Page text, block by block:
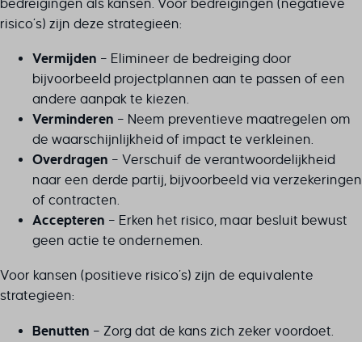
bedreigingen als kansen. Voor bedreigingen (negatieve
risico’s) zijn deze strategieën:
Vermijden – Elimineer de bedreiging door
bijvoorbeeld projectplannen aan te passen of een
andere aanpak te kiezen.
Verminderen – Neem preventieve maatregelen om
de waarschijnlijkheid of impact te verkleinen.
Overdragen – Verschuif de verantwoordelijkheid
naar een derde partij, bijvoorbeeld via verzekeringen
of contracten.
Accepteren – Erken het risico, maar besluit bewust
geen actie te ondernemen.
Voor kansen (positieve risico’s) zijn de equivalente
strategieën:
Benutten – Zorg dat de kans zich zeker voordoet.